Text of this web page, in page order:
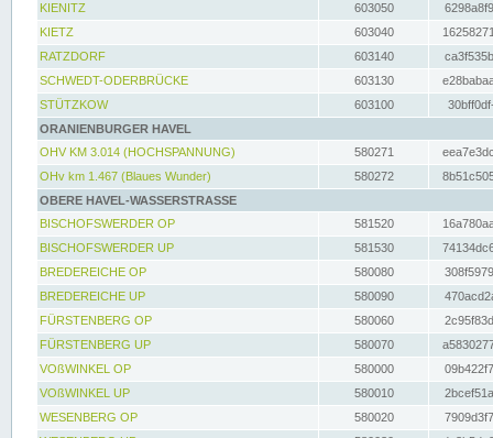
KIENITZ
603050
KIETZ
603040
RATZDORF
603140
SCHWEDT-ODERBRÜCKE
603130
STÜTZKOW
603100
ORANIENBURGER HAVEL
OHV KM 3.014 (HOCHSPANNUNG)
580271
OHv km 1.467 (Blaues Wunder)
580272
OBERE HAVEL-WASSERSTRASSE
BISCHOFSWERDER OP
581520
BISCHOFSWERDER UP
581530
BREDEREICHE OP
580080
BREDEREICHE UP
580090
FÜRSTENBERG OP
580060
FÜRSTENBERG UP
580070
VOßWINKEL OP
580000
VOßWINKEL UP
580010
WESENBERG OP
580020